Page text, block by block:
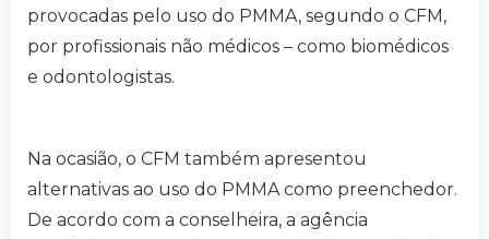
provocadas pelo uso do PMMA, segundo o CFM,
por profissionais não médicos – como biomédicos
e odontologistas.
Na ocasião, o CFM também apresentou
alternativas ao uso do PMMA como preenchedor.
De acordo com a conselheira, a agência